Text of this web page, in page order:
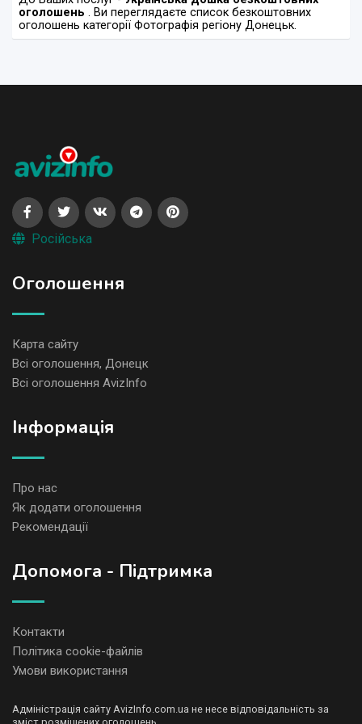
оголошень . Ви переглядаєте список безкоштовних
оголошень категорії Фотографія регіону Донецьк.
Російська
Оголошення
Карта сайту
Всі оголошення, Донецк
Всі оголошення AvizInfo
Iнформація
Про нас
Як додати оголошення
Рекомендації
Допомога - Підтримка
Контакти
Політика cookie-файлів
Умови використання
Адміністрація сайту AvizInfo.com.ua не несе відповідальність за